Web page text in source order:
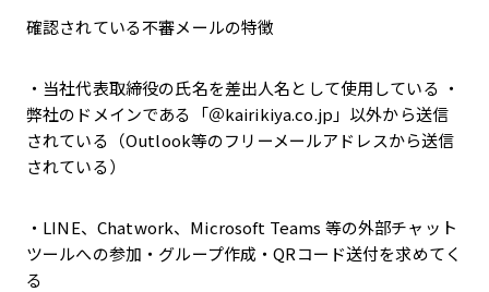
確認されている不審メールの特徴
・当社代表取締役の氏名を差出人名として使用している ・
弊社のドメインである「＠kairikiya.co.jp」以外から送信
されている（Outlook等のフリーメールアドレスから送信
されている）
・LINE、Chatwork、Microsoft Teams 等の外部チャット
ツールへの参加・グループ作成・QRコード送付を求めてく
る